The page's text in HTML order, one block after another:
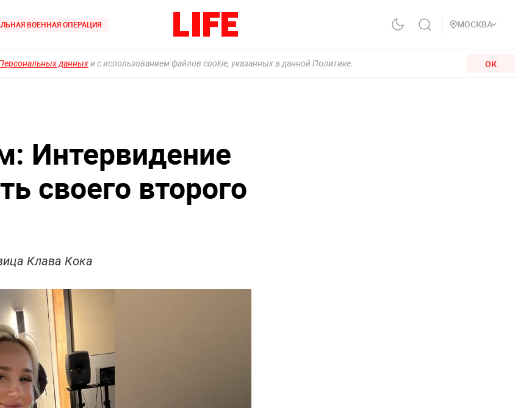
ВОЕННАЯ ОПЕРАЦИЯ МОСКВА
данныхи с использованием файлов cookie, указанных в данной Политике. ОК
Интервидение
своего второго
Клава Кока